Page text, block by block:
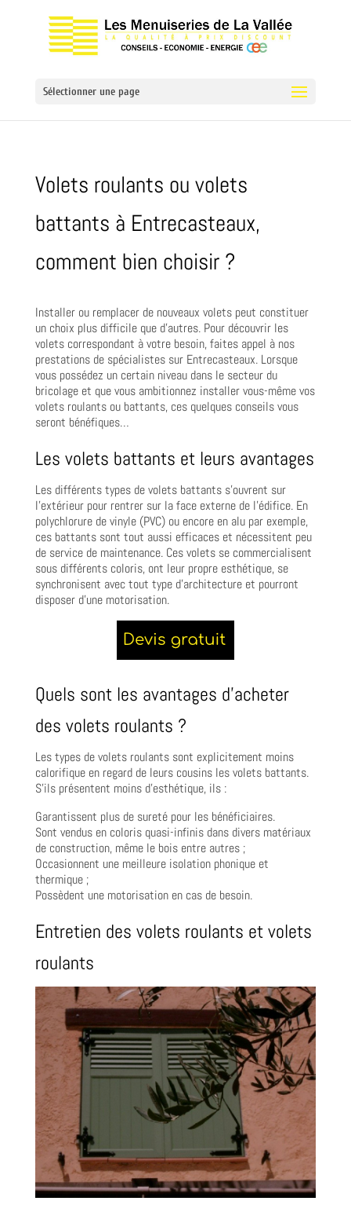
Sélectionner une page
Volets roulants ou volets
battants à Entrecasteaux,
comment bien choisir ?
Installer ou remplacer de nouveaux volets peut constituer
un choix plus difficile que d’autres. Pour découvrir les
volets correspondant à votre besoin, faites appel à nos
prestations de spécialistes sur Entrecasteaux. Lorsque
vous possédez un certain niveau dans le secteur du
bricolage et que vous ambitionnez installer vous-même vos
volets roulants ou battants, ces quelques conseils vous
seront bénéfiques…
Les volets battants et leurs avantages
Les différents types de volets battants s’ouvrent sur
l’extérieur pour rentrer sur la face externe de l’édifice. En
polychlorure de vinyle (PVC) ou encore en alu par exemple,
ces battants sont tout aussi efficaces et nécessitent peu
de service de maintenance. Ces volets se commercialisent
sous différents coloris, ont leur propre esthétique, se
synchronisent avec tout type d’architecture et pourront
disposer d’une motorisation.
Quels sont les avantages d’acheter
des volets roulants ?
Les types de volets roulants sont explicitement moins
calorifique en regard de leurs cousins les volets battants.
S’ils présentent moins d’esthétique, ils :
Garantissent plus de sureté pour les bénéficiaires.
Sont vendus en coloris quasi-infinis dans divers matériaux
de construction, même le bois entre autres ;
Occasionnent une meilleure isolation phonique et
thermique ;
Possèdent une motorisation en cas de besoin.
Entretien des volets roulants et volets
roulants